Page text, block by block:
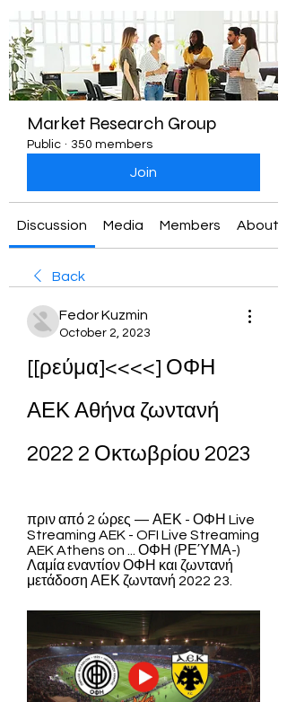
Market Research Group
Public · 350 members
Join
Discussion Media Members About
Back
Fedor Kuzmin
October 2, 2023
[[ρεύμα]<<<<] ΟΦΗ
ΑΕΚ Αθήνα ζωντανή
2022 2 Οκτωβρίου 2023
πριν από 2 ώρες — ΑΕΚ - ΟΦΗ Live
Streaming AEK - OFI Live Streaming
AEK Athens on ... ΟΦΗ (ΡΕΎΜΑ-)
Λαμία εναντίον ΟΦΗ και ζωντανή
μετάδοση ΑΕΚ ζωντανή 2022 23.